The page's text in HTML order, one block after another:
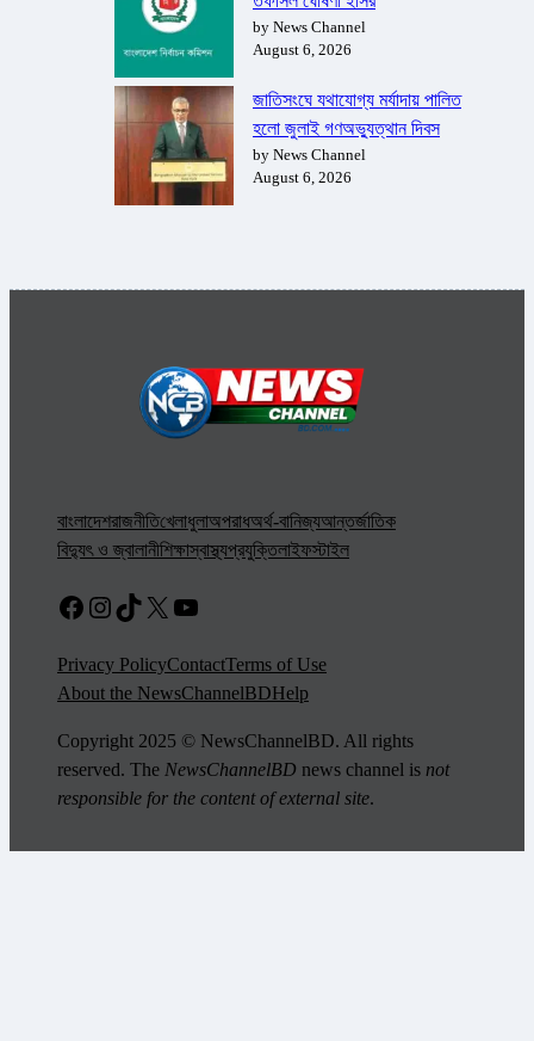
by News Channel
August 6, 2026
জাতিসংঘে যথাযোগ্য মর্যাদায় পালিত
হলো জুলাই গণঅভ্যুত্থান দিবস
by News Channel
August 6, 2026
বাংলাদেশরাজনীতিখেলাধুলাঅপরাধঅর্থ-বানিজ্যআন্তর্জাতিক
বিদ্যুৎ ও জ্বালানীশিক্ষাস্বাস্থ্যপ্রযুক্তিলাইফস্টাইল
Facebook
Instagram
TikTok
X YouTube
Privacy PolicyContactTerms of Use
About the NewsChannelBDHelp
Copyright 2025 © NewsChannelBD. All rights
reserved. The NewsChannelBD news channel is not
responsible for the content of external site.